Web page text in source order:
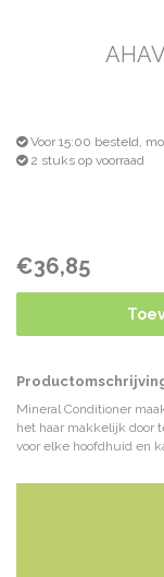
Voor 15:00 besteld,
2 stuks op voorraad
€36,85
Mineral Conditioner
het haar makkelijk door
voor elke hoofdhuid en